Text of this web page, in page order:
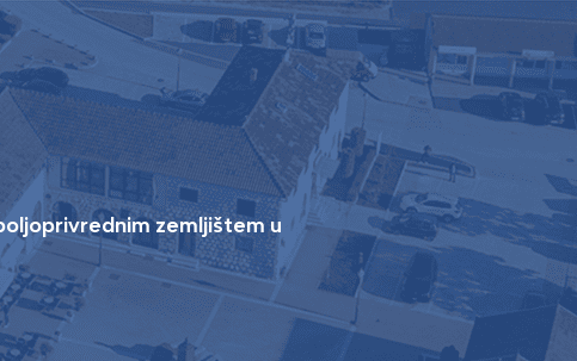
zemljištem u